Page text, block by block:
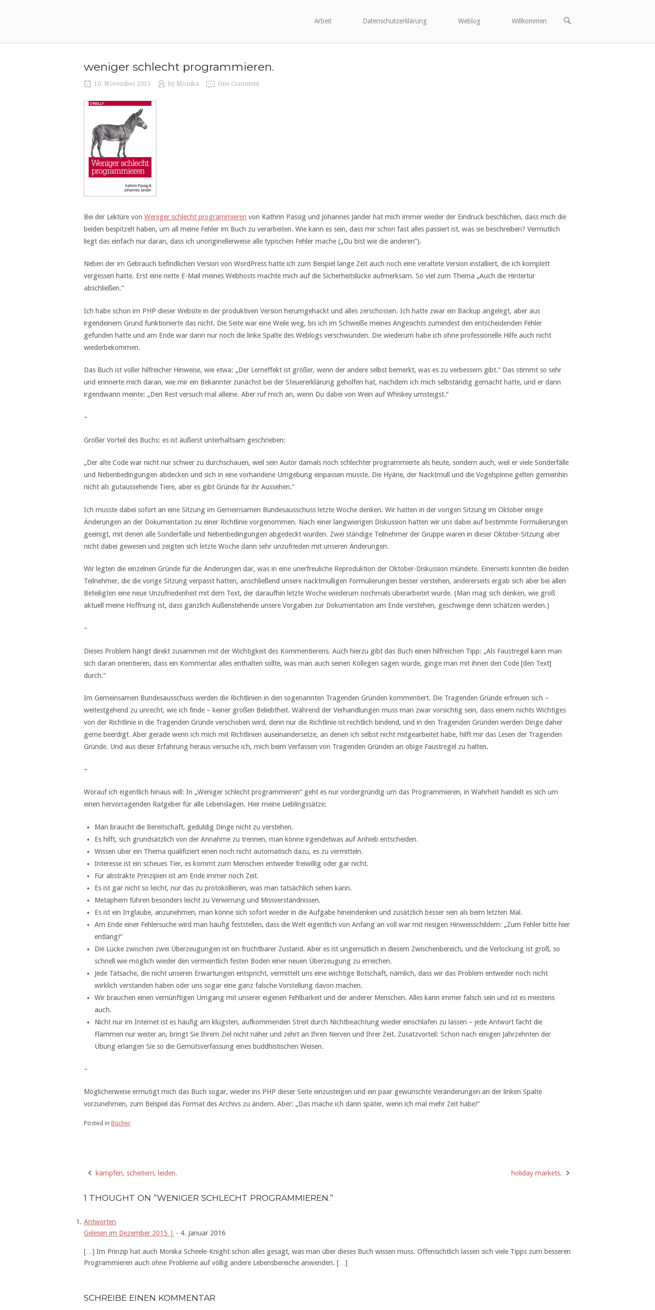
Arbeit Datenschutzerklärung Weblog Willkommen
OPEN
weniger schlecht programmieren.
10. November 2015 by Monika One Comment
Bei der Lektüre von Weniger schlecht programmieren von Kathrin Passig und Johannes Jander hat mich immer wieder der Eindruck beschlichen, dass mich die
beiden bespitzelt haben, um all meine Fehler im Buch zu verarbeiten. Wie kann es sein, dass mir schon fast alles passiert ist, was sie beschreiben? Vermutlich
liegt das einfach nur daran, dass ich unoriginellerweise alle typischen Fehler mache („Du bist wie die anderen“).
Neben der im Gebrauch befindlichen Version von WordPress hatte ich zum Beispiel lange Zeit auch noch eine veraltete Version installiert, die ich komplett
vergessen hatte. Erst eine nette E-Mail meines Webhosts machte mich auf die Sicherheitslücke aufmerksam. So viel zum Thema „Auch die Hintertür
abschließen.“
Ich habe schon im PHP dieser Website in der produktiven Version herumgehackt und alles zerschossen. Ich hatte zwar ein Backup angelegt, aber aus
irgendeinem Grund funktionierte das nicht. Die Seite war eine Weile weg, bis ich im Schweiße meines Angesichts zumindest den entscheidenden Fehler
gefunden hatte und am Ende war dann nur noch die linke Spalte des Weblogs verschwunden. Die wiederum habe ich ohne professionelle Hilfe auch nicht
wiederbekommen.
Das Buch ist voller hilfreicher Hinweise, wie etwa: „Der Lerneffekt ist größer, wenn der andere selbst bemerkt, was es zu verbessern gibt.“ Das stimmt so sehr
und erinnerte mich daran, wie mir ein Bekannter zunächst bei der Steuererklärung geholfen hat, nachdem ich mich selbständig gemacht hatte, und er dann
irgendwann meinte: „Den Rest versuch mal alleine. Aber ruf mich an, wenn Du dabei von Wein auf Whiskey umsteigst.“
~
Großer Vorteil des Buchs: es ist äußerst unterhaltsam geschrieben:
„Der alte Code war nicht nur schwer zu durchschauen, weil sein Autor damals noch schlechter programmierte als heute, sondern auch, weil er viele Sonderfälle
und Nebenbedingungen abdecken und sich in eine vorhandene Umgebung einpassen musste. Die Hyäne, der Nacktmull und die Vogelspinne gelten gemeinhin
nicht als gutaussehende Tiere, aber es gibt Gründe für ihr Aussehen.“
Ich musste dabei sofort an eine Sitzung im Gemeinsamen Bundesausschuss letzte Woche denken. Wir hatten in der vorigen Sitzung im Oktober einige
Änderungen an der Dokumentation zu einer Richtlinie vorgenommen. Nach einer langwierigen Diskussion hatten wir uns dabei auf bestimmte Formulierungen
geeinigt, mit denen alle Sonderfälle und Nebenbedingungen abgedeckt wurden. Zwei ständige Teilnehmer der Gruppe waren in dieser Oktober-Sitzung aber
nicht dabei gewesen und zeigten sich letzte Woche dann sehr unzufrieden mit unseren Änderungen.
Wir legten die einzelnen Gründe für die Änderungen dar, was in eine unerfreuliche Reproduktion der Oktober-Diskussion mündete. Einerseits konnten die beiden
Teilnehmer, die die vorige Sitzung verpasst hatten, anschließend unsere nacktmulligen Formulierungen besser verstehen, andererseits ergab sich aber bei allen
Beteiligten eine neue Unzufriedenheit mit dem Text, der daraufhin letzte Woche wiederum nochmals überarbeitet wurde. (Man mag sich denken, wie groß
aktuell meine Hoffnung ist, dass gänzlich Außenstehende unsere Vorgaben zur Dokumentation am Ende verstehen, geschweige denn schätzen werden.)
~
Dieses Problem hängt direkt zusammen mit der Wichtigkeit des Kommentierens. Auch hierzu gibt das Buch einen hilfreichen Tipp: „Als Faustregel kann man
sich daran orientieren, dass ein Kommentar alles enthalten sollte, was man auch seinen Kollegen sagen würde, ginge man mit ihnen den Code [den Text]
durch.“
Im Gemeinsamen Bundesausschuss werden die Richtlinien in den sogenannten Tragenden Gründen kommentiert. Die Tragenden Gründe erfreuen sich –
weitestgehend zu unrecht, wie ich finde – keiner großen Beliebtheit. Während der Verhandlungen muss man zwar vorsichtig sein, dass einem nichts Wichtiges
von der Richtlinie in die Tragenden Gründe verschoben wird, denn nur die Richtlinie ist rechtlich bindend, und in den Tragenden Gründen werden Dinge daher
gerne beerdigt. Aber gerade wenn ich mich mit Richtlinien auseinandersetze, an denen ich selbst nicht mitgearbeitet habe, hilft mir das Lesen der Tragenden
Gründe. Und aus dieser Erfahrung heraus versuche ich, mich beim Verfassen von Tragenden Gründen an obige Faustregel zu halten.
~
Worauf ich eigentlich hinaus will: In „Weniger schlecht programmieren“ geht es nur vordergründig um das Programmieren, in Wahrheit handelt es sich um
einen hervorragenden Ratgeber für alle Lebenslagen. Hier meine Lieblingssätze:
Man braucht die Bereitschaft, geduldig Dinge nicht zu verstehen.
Es hilft, sich grundsätzlich von der Annahme zu trennen, man könne irgendetwas auf Anhieb entscheiden.
Wissen über ein Thema qualifiziert einen noch nicht automatisch dazu, es zu vermitteln.
Interesse ist ein scheues Tier, es kommt zum Menschen entweder freiwillig oder gar nicht.
Für abstrakte Prinzipien ist am Ende immer noch Zeit.
Es ist gar nicht so leicht, nur das zu protokollieren, was man tatsächlich sehen kann.
Metaphern führen besonders leicht zu Verwirrung und Missverständnissen.
Es ist ein Irrglaube, anzunehmen, man könne sich sofort wieder in die Aufgabe hineindenken und zusätzlich besser sein als beim letzten Mal.
Am Ende einer Fehlersuche wird man häufig feststellen, dass die Welt eigentlich von Anfang an voll war mit riesigen Hinweisschildern: „Zum Fehler bitte hier
entlang!“
Die Lücke zwischen zwei Überzeugungen ist ein fruchtbarer Zustand. Aber es ist ungemütlich in diesem Zwischenbereich, und die Verlockung ist groß, so
schnell wie möglich wieder den vermeintlich festen Boden einer neuen Überzeugung zu erreichen.
Jede Tatsache, die nicht unseren Erwartungen entspricht, vermittelt uns eine wichtige Botschaft, nämlich, dass wir das Problem entweder noch nicht
wirklich verstanden haben oder uns sogar eine ganz falsche Vorstellung davon machen.
Wir brauchen einen vernünftigen Umgang mit unserer eigenen Fehlbarkeit und der anderer Menschen. Alles kann immer falsch sein und ist es meistens
auch.
Nicht nur im Internet ist es häufig am klügsten, aufkommenden Streit durch Nichtbeachtung wieder einschlafen zu lassen – jede Antwort facht die
Flammen nur weiter an, bringt Sie Ihrem Ziel nicht näher und zehrt an Ihren Nerven und Ihrer Zeit. Zusatzvorteil: Schon nach einigen Jahrzehnten der
Übung erlangen Sie so die Gemütsverfassung eines buddhistischen Weisen.
~
Möglicherweise ermutigt mich das Buch sogar, wieder ins PHP dieser Seite einzusteigen und ein paar gewünschte Veränderungen an der linken Spalte
vorzunehmen, zum Beispiel das Format des Archivs zu ändern. Aber: „Das mache ich dann später, wenn ich mal mehr Zeit habe!“
Posted in Bücher
Post
navigation
kämpfen, scheitern, leiden. holiday markets.
1 THOUGHT ON “WENIGER SCHLECHT PROGRAMMIEREN.”
Antworten
Gelesen im Dezember 2015 |
- 4. Januar 2016
[…] Im Prinzip hat auch Monika Scheele-Knight schon alles gesagt, was man über dieses Buch wissen muss. Offensichtlich lassen sich viele Tipps zum besseren
Programmieren auch ohne Probleme auf völlig andere Lebensbereiche anwenden. […]
SCHREIBE EINEN KOMMENTAR